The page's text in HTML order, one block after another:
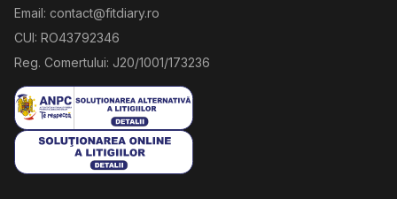
Email: contact@fitdiary.ro
CUI: RO43792346
Reg. Comertului: J20/1001/173236